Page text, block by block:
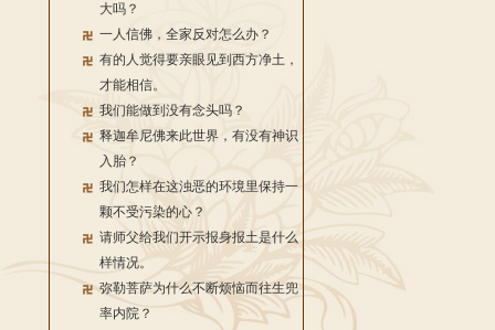
大吗？
一人信佛，全家反对怎么办？
有的人觉得要亲眼见到西方净土，
才能相信。
我们能做到没有念头吗？
释迦牟尼佛来此世界，有没有神识
入胎？
我们怎样在这浊恶的环境里保持一
颗不受污染的心？
请师父给我们开示报身报土是什么
样情况。
弥勒菩萨为什么不断烦恼而往生兜
率内院？